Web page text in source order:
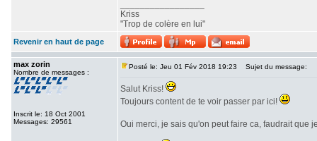
Kriss
"Trop de colère en lui"
Revenir en haut de page
max zorin
Nombre de messages :
Inscrit le: 18 Oct 2001
Messages: 29561
Posté le: Jeu 01 Fév 2018 19:23 Sujet du message:
Salut Kriss!
Toujours content de te voir passer par ici!
Oui merci, je sais qu'on peut faire ca, faudrait